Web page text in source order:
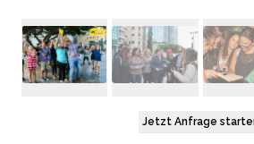
Jetzt Anfrage